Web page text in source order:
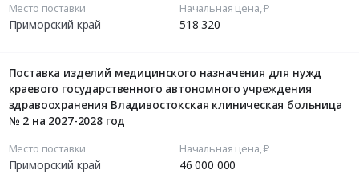
Место поставки
Приморский край
Начальная цена, ₽
518 320
Поставка изделий медицинского назначения для нужд
краевого государственного автономного учреждения
здравоохранения Владивостокская клиническая больница
№ 2 на 2027-2028 год
Место поставки
Приморский край
Начальная цена, ₽
46 000 000